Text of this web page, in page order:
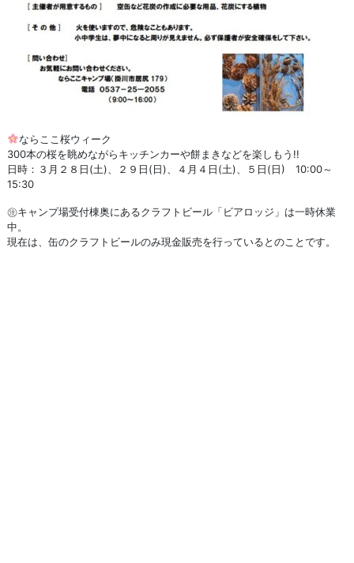
ならここ桜ウィーク
300本の桜を眺めながらキッチンカーや餅まきなどを楽しもう!!
日時：３月２８日(土)、２９日(日)、４月４日(土)、５日(日) 10:00～
15:30
㊟キャンプ場受付棟奥にあるクラフトビール「ビアロッジ」は一時休業
中。
現在は、缶のクラフトビールのみ現金販売を行っているとのことです。